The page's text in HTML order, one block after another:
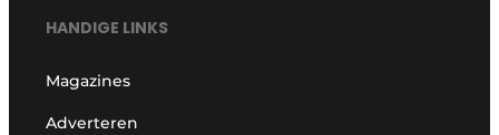
HANDIGE LINKS
Magazines
Adverteren